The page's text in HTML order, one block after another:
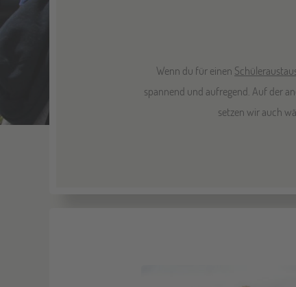
Wenn du für einen
spannend und aufregend. Auf der
setzen wir auch